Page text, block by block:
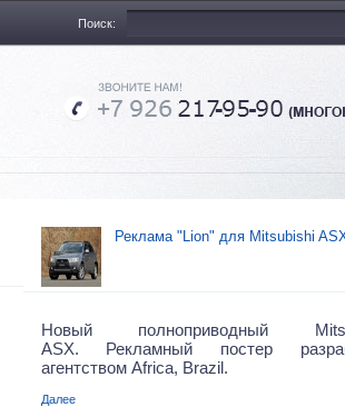
Поиск:
Реклама "Lion" для Mitsubishi
Новый полноприводный
ASX. Рекламный постер
агентством Africa, Brazil.
Далее